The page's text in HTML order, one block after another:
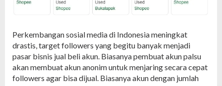
Perkembangan sosial media di Indonesia meningkat
drastis, target followers yang begitu banyak menjadi
pasar bisnis jual beli akun. Biasanya pembuat akun palsu
akan membuat akun anonim untuk menjaring secara cepat
followers agar bisa dijual. Biasanya akun dengan jumlah